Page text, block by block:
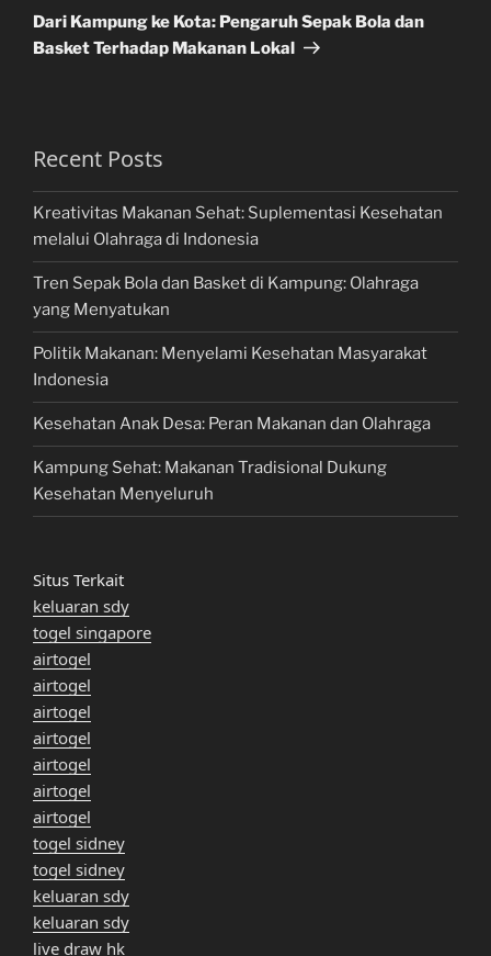
Post
Dari Kampung ke Kota: Pengaruh Sepak Bola dan
Basket Terhadap Makanan Lokal
Recent Posts
Kreativitas Makanan Sehat: Suplementasi Kesehatan
melalui Olahraga di Indonesia
Tren Sepak Bola dan Basket di Kampung: Olahraga
yang Menyatukan
Politik Makanan: Menyelami Kesehatan Masyarakat
Indonesia
Kesehatan Anak Desa: Peran Makanan dan Olahraga
Kampung Sehat: Makanan Tradisional Dukung
Kesehatan Menyeluruh
Situs Terkait
keluaran sdy
togel singapore
airtogel
airtogel
airtogel
airtogel
airtogel
airtogel
airtogel
togel sidney
togel sidney
keluaran sdy
keluaran sdy
live draw hk